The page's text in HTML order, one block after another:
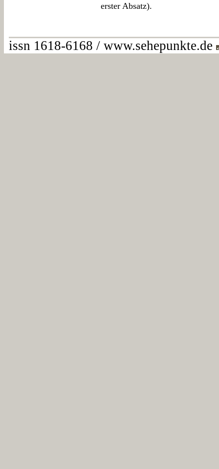
erster Absatz).
issn 1618-6168 / www.sehepunkte.de